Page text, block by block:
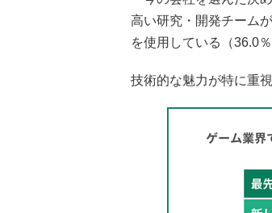
高い研究・開発チーム
を使用している（36.0
技術的な魅力が特に重